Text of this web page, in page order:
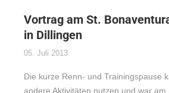
Vortrag am St.
in Dillingen
05. Juli 2013
Die kurze Renn- und Trainingspause
andere Aktivitäten nutzen und war am